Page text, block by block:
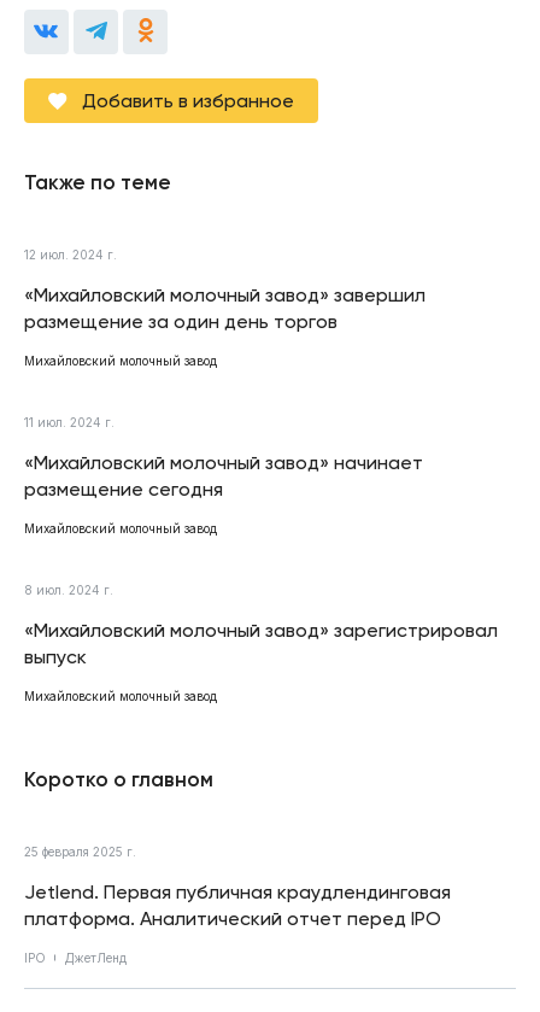
Добавить в избранное
Также по теме
12 июл. 2024 г.
«Михайловский молочный завод» завершил
размещение за один день торгов
Михайловский молочный завод
11 июл. 2024 г.
«Михайловский молочный завод» начинает
размещение сегодня
Михайловский молочный завод
8 июл. 2024 г.
«Михайловский молочный завод» зарегистрировал
выпуск
Михайловский молочный завод
Коротко о главном
25 февраля 2025 г.
Jetlend. Первая публичная краудлендинговая
платформа. Аналитический отчет перед IPO
IPO ДжетЛенд